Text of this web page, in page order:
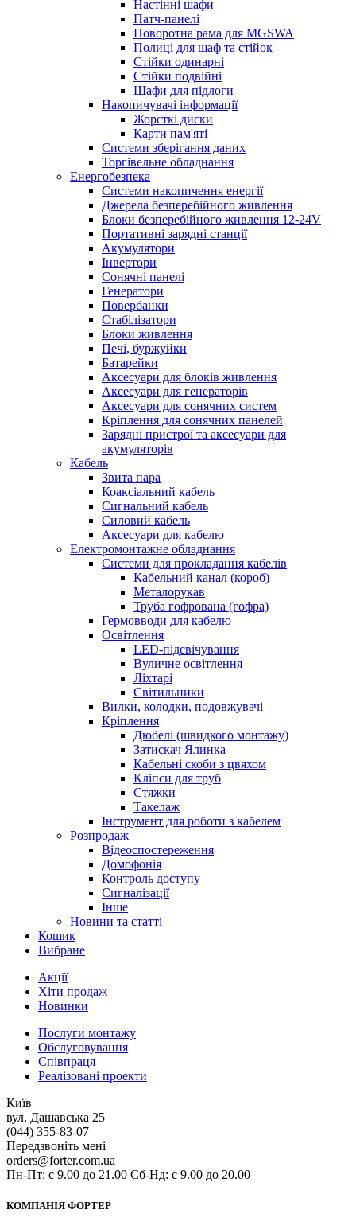
Настінні шафи
Патч-панелі
Поворотна рама для MGSWA
Полиці для шаф та стійок
Стійки одинарні
Стійки подвійні
Шафи для підлоги
Накопичувачі інформації
Жорсткі диски
Карти пам'яті
Системи зберігання даних
Торгівельне обладнання
Енергобезпека
Системи накопичення енергії
Джерела безперебійного живлення
Блоки безперебійного живлення 12-24V
Портативні зарядні станції
Акумулятори
Інвертори
Сонячні панелі
Генератори
Повербанки
Стабілізатори
Блоки живлення
Печі, буржуйки
Батарейки
Аксесуари для блоків живлення
Аксесуари для генераторів
Аксесуари для сонячних систем
Кріплення для сонячних панелей
Зарядні пристрої та аксесуари для
акумуляторів
Кабель
Звита пара
Коаксіальний кабель
Сигнальний кабель
Силовий кабель
Аксесуари для кабелю
Електромонтажне обладнання
Системи для прокладання кабелів
Кабельний канал (короб)
Металорукав
Труба гофрована (гофра)
Гермовводи для кабелю
Освітлення
LED-підсвічування
Вуличне освітлення
Ліхтарі
Світильники
Вилки, колодки, подовжувачі
Кріплення
Дюбелі (швидкого монтажу)
Затискач Ялинка
Кабельні скоби з цвяхом
Кліпси для труб
Стяжки
Такелаж
Інструмент для роботи з кабелем
Розпродаж
Відеоспостереження
Домофонія
Контроль доступу
Сигналізації
Інше
Новини та статті
Кошик
Вибране
Акції
Хіти продаж
Новинки
Послуги монтажу
Обслуговування
Співпраця
Реалізовані проекти
Київ
вул. Дашавська 25
(044) 355-83-07
Передзвоніть мені
orders@forter.com.ua
Пн-Пт: с 9.00 до 21.00 Сб-Нд: с 9.00 до 20.00
КОМПАНІЯ ФОРТЕР